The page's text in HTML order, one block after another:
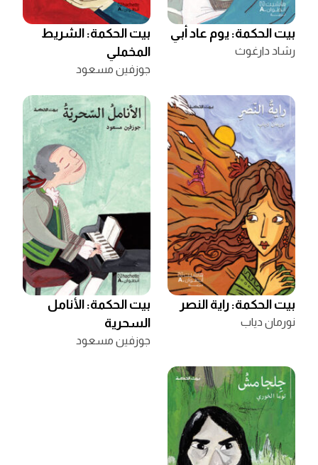
بيت الحكمة: يوم عاد أبي
رشاد دارغوث
بيت الحكمة: الشريط
المخملي
جوزفين مسعود
بيت الحكمة: راية النصر
نورمان دياب
بيت الحكمة: الأنامل
السحرية
جوزفين مسعود